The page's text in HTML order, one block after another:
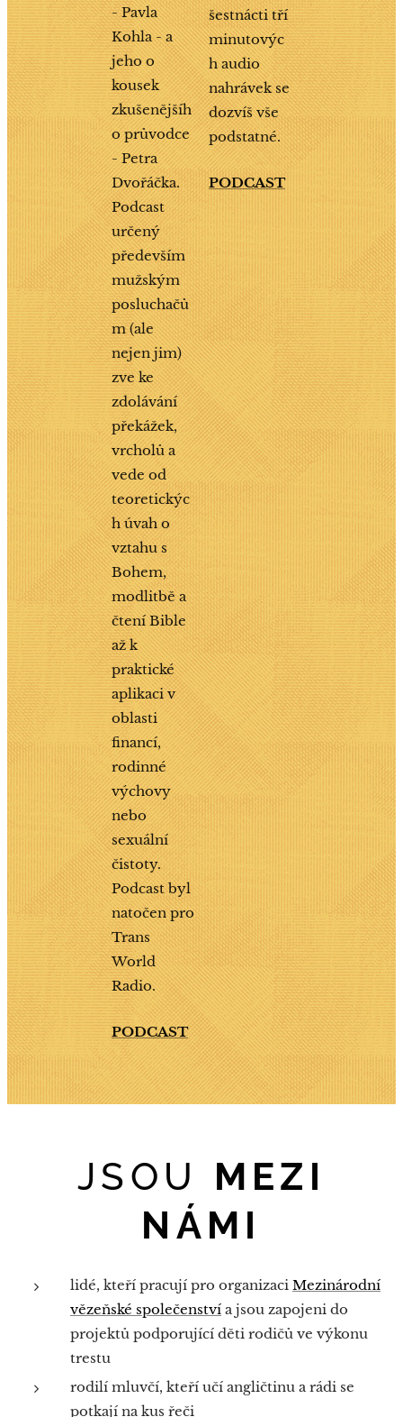
- Pavla
Kohla - a
jeho o
kousek
zkušenějšíh
o průvodce
- Petra
Dvořáčka.
Podcast
určený
především
mužským
posluchačů
m (ale
nejen jim)
zve ke
zdolávání
překážek,
vrcholů a
vede od
teoretickýc
h úvah o
vztahu s
Bohem,
modlitbě a
čtení Bible
až k
praktické
aplikaci v
oblasti
financí,
rodinné
výchovy
nebo
sexuální
čistoty.
Podcast byl
natočen pro
Trans
World
Radio.
PODCAST
šestnácti tří
minutovýc
h audio
nahrávek se
dozvíš vše
podstatné.
PODCAST
JSOU MEZI
NÁMI
lidé, kteří pracují pro organizaci Mezinárodní
vězeňské společenství a jsou zapojeni do
projektů podporující děti rodičů ve výkonu
trestu
rodilí mluvčí, kteří učí angličtinu a rádi se
potkají na kus řeči